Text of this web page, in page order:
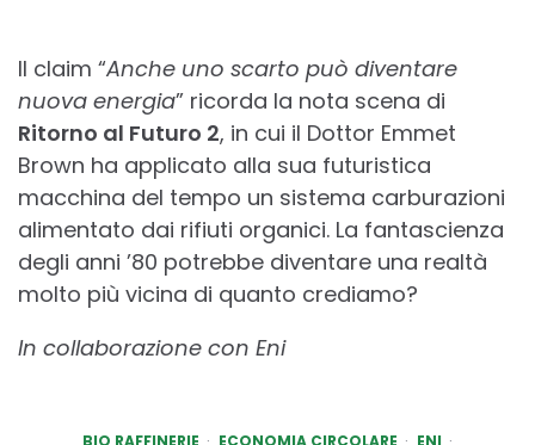
Il claim “Anche uno scarto può diventare
nuova energia” ricorda la nota scena di
Ritorno al Futuro 2, in cui il Dottor Emmet
Brown ha applicato alla sua futuristica
macchina del tempo un sistema carburazioni
alimentato dai rifiuti organici. La fantascienza
degli anni ’80 potrebbe diventare una realtà
molto più vicina di quanto crediamo?
In collaborazione con Eni